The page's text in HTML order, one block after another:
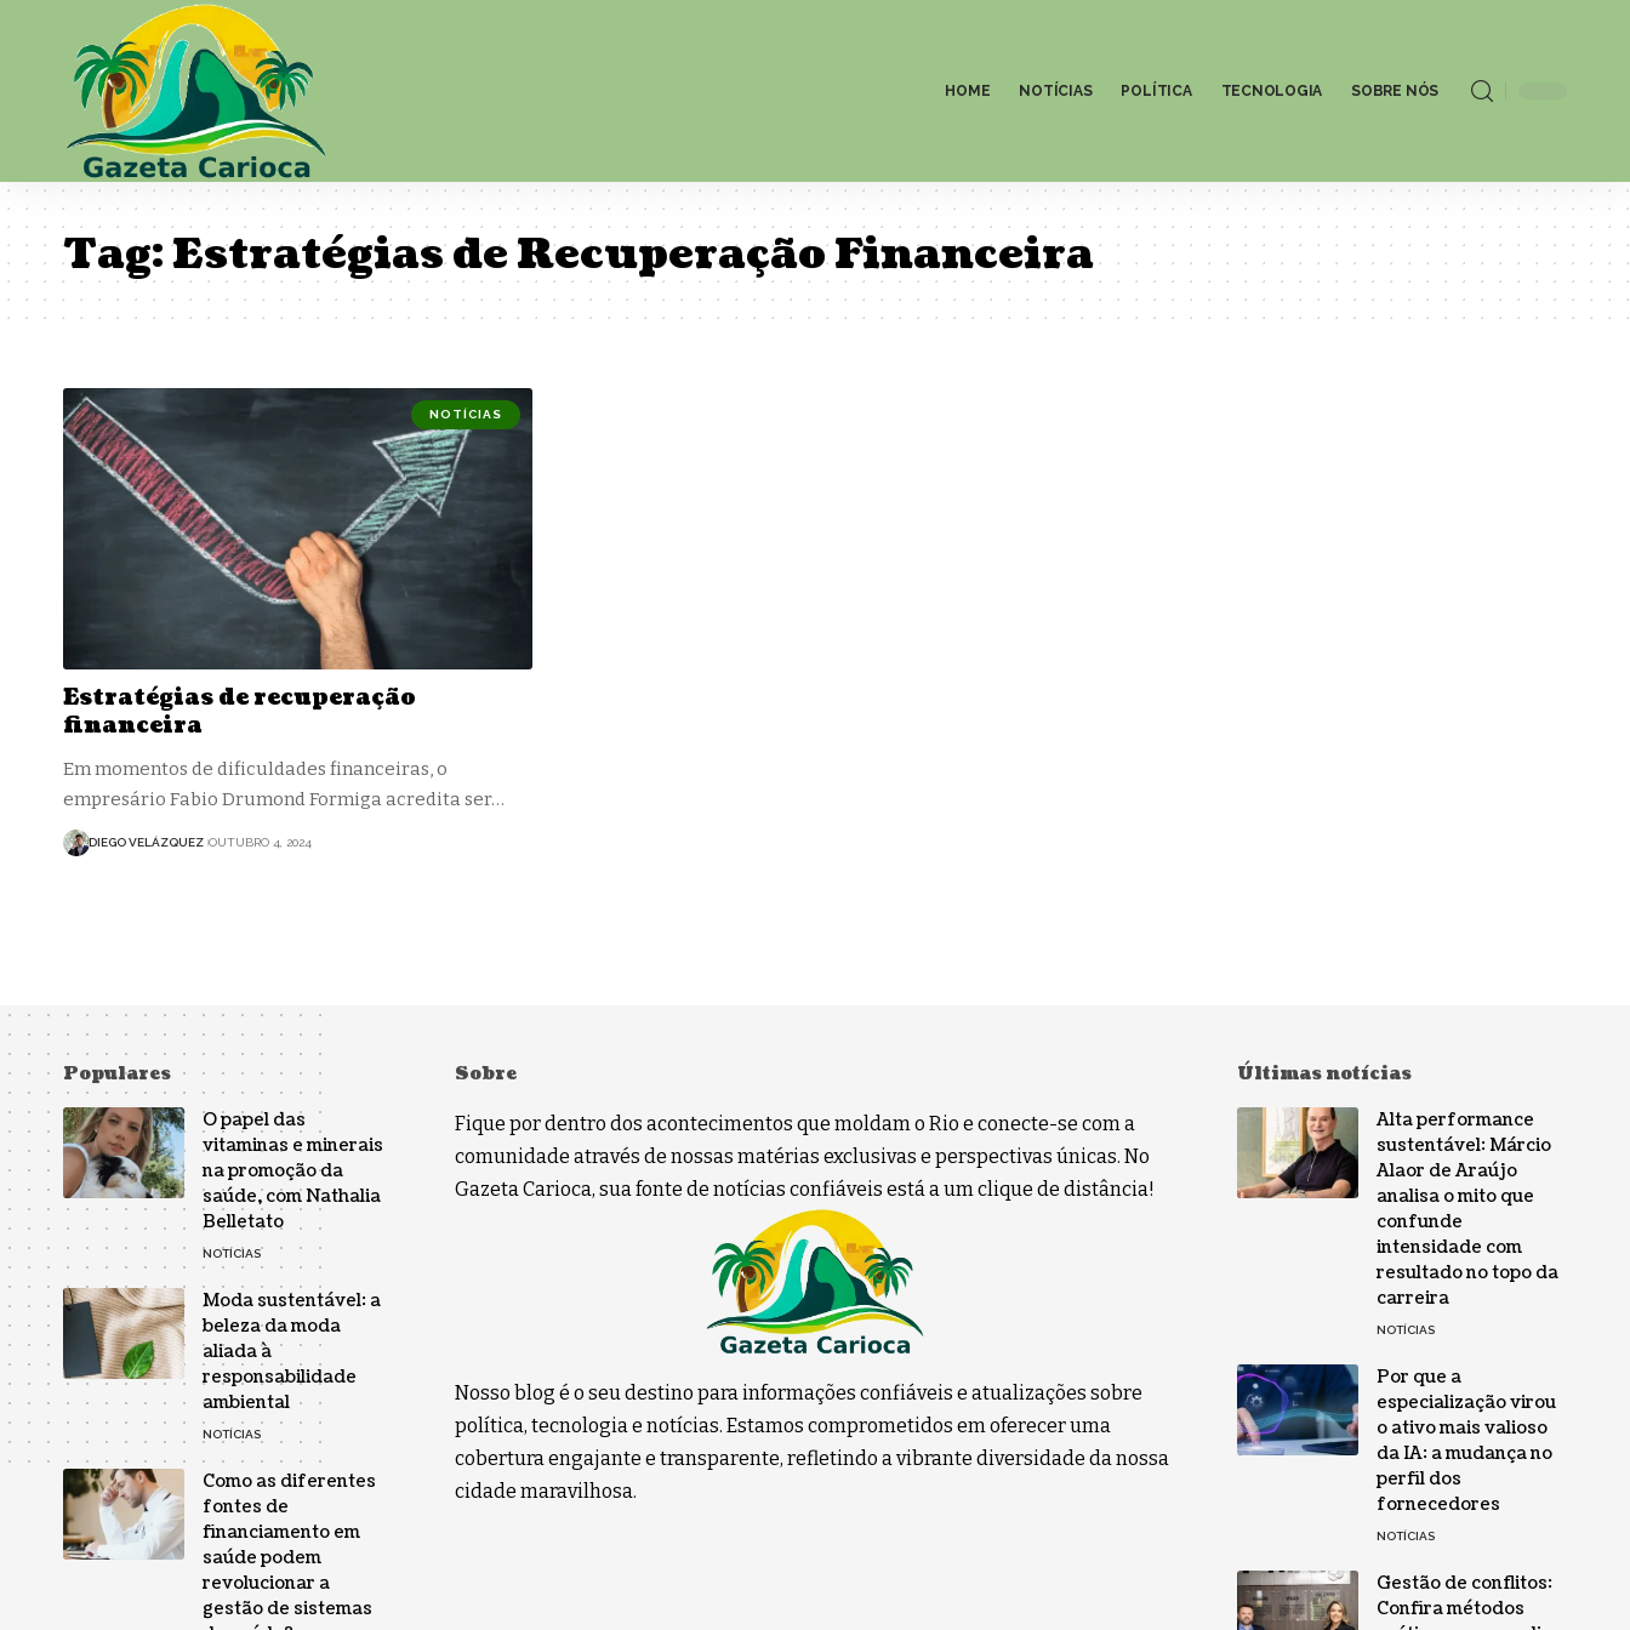
HOME NOTÍCIAS POLÍTICA TECNOLOGIA SOBRE NÓS
Tag:Estratégias de Recuperação Financeira
NOTÍCIAS
Estratégias de recuperação
financeira
Em momentos de dificuldades financeiras, o
empresário Fabio Drumond Formiga acredita ser…
DIEGO VELÁZQUEZ OUTUBRO 4, 2024
Populares
O papel das
vitaminas e minerais
na promoção da
saúde, com Nathalia
Belletato
NOTÍCIAS
Moda sustentável: a
beleza da moda
aliada à
responsabilidade
ambiental
NOTÍCIAS
Como as diferentes
fontes de
financiamento em
saúde podem
revolucionar a
gestão de sistemas
Sobre
Fique por dentro dos acontecimentos que moldam o Rio e conecte-se com a
comunidade através de nossas matérias exclusivas e perspectivas únicas. No
Gazeta Carioca, sua fonte de notícias confiáveis está a um clique de distância!
Nosso blog é o seu destino para informações confiáveis e atualizações sobre
política, tecnologia e notícias. Estamos comprometidos em oferecer uma
cobertura engajante e transparente, refletindo a vibrante diversidade da nossa
cidade maravilhosa.
Últimas notícias
Alta performance
sustentável: Márcio
Alaor de Araújo
analisa o mito que
confunde
intensidade com
resultado no topo da
carreira
NOTÍCIAS
Por que a
especialização virou
o ativo mais valioso
da IA: a mudança no
perfil dos
fornecedores
NOTÍCIAS
Gestão de conflitos:
Confira métodos